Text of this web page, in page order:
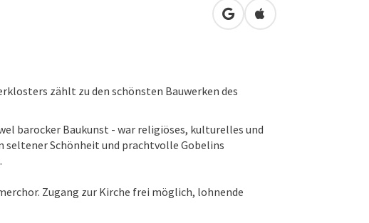
in Google Maps öffnen
in Apple Maps öffnen
zählt zu den schönsten Bauwerken des
barocker Baukunst - war religiöses, kulturelles und
seltener Schönheit und prachtvolle Gobelins
Zugang zur Kirche frei möglich, lohnende